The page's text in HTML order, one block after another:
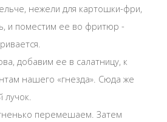
нежели для картошки-фри,
и поместим ее во фритюр -
добавим ее в салатницу, к
нашего «гнезда». Сюда же
перемешаем. Затем